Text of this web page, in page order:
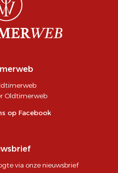
Oldtimerweb
op Facebook
via onze nieuwsbrief